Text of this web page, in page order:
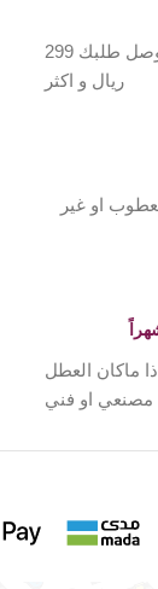
شحن مجاني اذا ما وصل طلبك 299
ريال و اكثر
او غير
ماكان العطل
مصنعي او فني